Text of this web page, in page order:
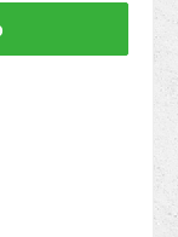
um die